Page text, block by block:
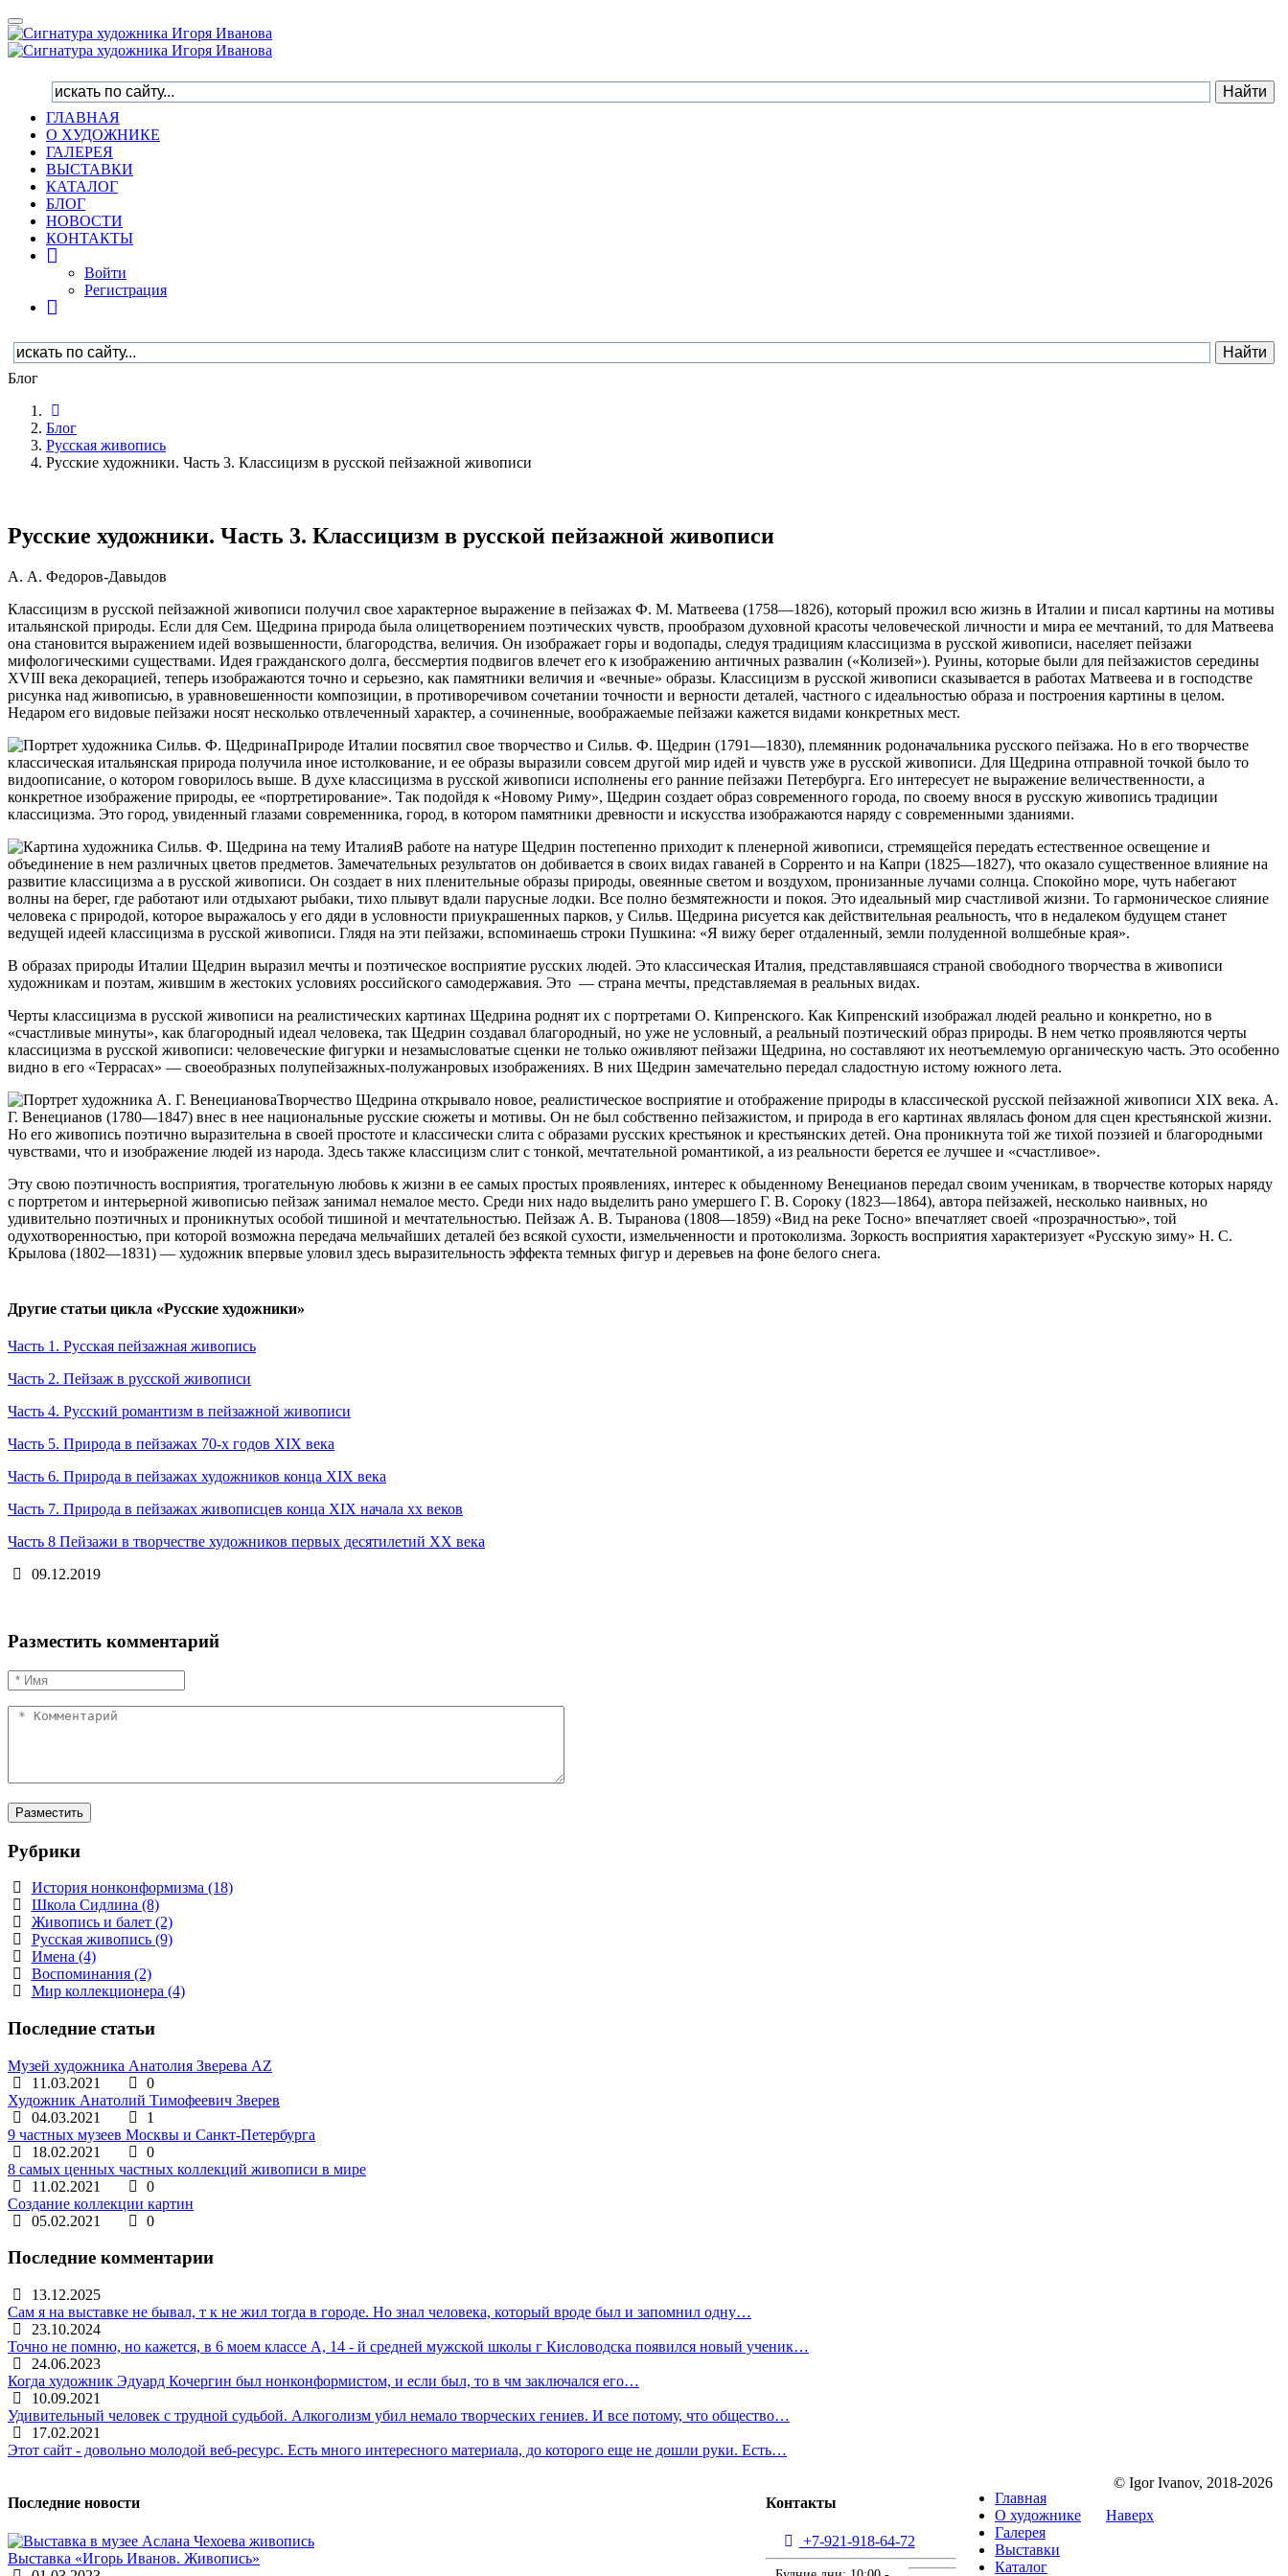
Toggle
navigation
ГЛАВНАЯ
О ХУДОЖНИКЕ
ГАЛЕРЕЯ
ВЫСТАВКИ
КАТАЛОГ
БЛОГ
НОВОСТИ
КОНТАКТЫ
Войти
Регистрация
Блог
Блог
Русская живопись
Русские художники. Часть 3. Классицизм в русской пейзажной живописи
Русские художники. Часть 3. Классицизм в русской пейзажной живописи
А. А. Федоров-Давыдов
Классицизм в русской пейзажной живописи получил свое характерное выражение в пейзажах Ф. М. Матвеева (1758—1826), который прожил всю жизнь в Италии и писал картины на мотивы
итальянской природы. Если для Сем. Щедрина природа была олицетворением поэтических чувств, прообразом духовной красоты человеческой личности и мира ее мечтаний, то для Матвеева
она становится выражением идей возвышенности, благородства, величия. Он изображает горы и водопады, следуя традициям классицизма в русской живописи, населяет пейзажи
мифологическими существами. Идея гражданского долга, бессмертия подвигов влечет его к изображению античных развалин («Колизей»). Руины, которые были для пейзажистов середины
XVIII века декорацией, теперь изображаются точно и серьезно, как памятники величия и «вечные» образы. Классицизм в русской живописи сказывается в работах Матвеева и в господстве
рисунка над живописью, в уравновешенности композиции, в противоречивом сочетании точности и верности деталей, частного с идеальностью образа и построения картины в целом.
Недаром его видовые пейзажи носят несколько отвлеченный характер, а сочиненные, воображаемые пейзажи кажется видами конкретных мест.
Природе Италии посвятил свое творчество и Сильв. Ф. Щедрин (1791—1830), племянник родоначальника русского пейзажа. Но в его творчестве
классическая итальянская природа получила иное истолкование, и ее образы выразили совсем другой мир идей и чувств уже в русской живописи. Для Щедрина отправной точкой было то
видоописание, о котором говорилось выше. В духе классицизма в русской живописи исполнены его ранние пейзажи Петербурга. Его интересует не выражение величественности, а
конкретное изображение природы, ее «портретирование». Так подойдя к «Новому Риму», Щедрин создает образ современного города, по своему внося в русскую живопись традиции
классицизма. Это город, увиденный глазами современника, город, в котором памятники древности и искусства изображаются наряду с современными зданиями.
В работе на натуре Щедрин постепенно приходит к пленерной живописи, стремящейся передать естественное освещение и
объединение в нем различных цветов предметов. Замечательных результатов он добивается в своих видах гаваней в Сорренто и на Капри (1825—1827), что оказало существенное влияние на
развитие классицизма а в русской живописи. Он создает в них пленительные образы природы, овеянные светом и воздухом, пронизанные лучами солнца. Спокойно море, чуть набегают
волны на берег, где работают или отдыхают рыбаки, тихо плывут вдали парусные лодки. Все полно безмятежности и покоя. Это идеальный мир счастливой жизни. То гармоническое слияние
человека с природой, которое выражалось у его дяди в условности приукрашенных парков, у Сильв. Щедрина рисуется как действительная реальность, что в недалеком будущем станет
ведущей идеей классицизма в русской живописи. Глядя на эти пейзажи, вспоминаешь строки Пушкина: «Я вижу берег отдаленный, земли полуденной волшебные края».
В образах природы Италии Щедрин выразил мечты и поэтическое восприятие русских людей. Это классическая Италия, представлявшаяся страной свободного творчества в живописи
художникам и поэтам, жившим в жестоких условиях российского самодержавия. Это — страна мечты, представляемая в реальных видах.
Черты классицизма в русской живописи на реалистических картинах Щедрина роднят их с портретами О. Кипренского. Как Кипренский изображал людей реально и конкретно, но в
«счастливые минуты», как благородный идеал человека, так Щедрин создавал благородный, но уже не условный, а реальный поэтический образ природы. В нем четко проявляются черты
классицизма в русской живописи: человеческие фигурки и незамысловатые сценки не только оживляют пейзажи Щедрина, но составляют их неотъемлемую органическую часть. Это особенно
видно в его «Террасах» — своеобразных полупейзажных-полужанровых изображениях. В них Щедрин замечательно передал сладостную истому южного лета.
Творчество Щедрина открывало новое, реалистическое восприятие и отображение природы в классической русской пейзажной живописи XIX века. А.
Г. Венецианов (1780—1847) внес в нее национальные русские сюжеты и мотивы. Он не был собственно пейзажистом, и природа в его картинах являлась фоном для сцен крестьянской жизни.
Но его живопись поэтично выразительна в своей простоте и классически слита с образами русских крестьянок и крестьянских детей. Она проникнута той же тихой поэзией и благородными
чувствами, что и изображение людей из народа. Здесь также классицизм слит с тонкой, мечтательной романтикой, а из реальности берется ее лучшее и «счастливое».
Эту свою поэтичность восприятия, трогательную любовь к жизни в ее самых простых проявлениях, интерес к обыденному Венецианов передал своим ученикам, в творчестве которых наряду
с портретом и интерьерной живописью пейзаж занимал немалое место. Среди них надо выделить рано умершего Г. В. Сороку (1823—1864), автора пейзажей, несколько наивных, но
удивительно поэтичных и проникнутых особой тишиной и мечтательностью. Пейзаж А. В. Тыранова (1808—1859) «Вид на реке Тосно» впечатляет своей «прозрачностью», той
одухотворенностью, при которой возможна передача мельчайших деталей без всякой сухости, измельченности и протоколизма. Зоркость восприятия характеризует «Русскую зиму» Н. С.
Крылова (1802—1831) — художник впервые уловил здесь выразительность эффекта темных фигур и деревьев на фоне белого снега.
Другие статьи цикла «Русские художники»
Часть 1. Русская пейзажная живопись
Часть 2. Пейзаж в русской живописи
Часть 4. Русский романтизм в пейзажной живописи
Часть 5. Природа в пейзажах 70-х годов XIX века
Часть 6. Природа в пейзажах художников конца XIX века
Часть 7. Природа в пейзажах живописцев конца XIX начала xx веков
Часть 8 Пейзажи в творчестве художников первых десятилетий XX века
09.12.2019
Разместить комментарий
Рубрики
История нонконформизма (18)
Школа Сидлина (8)
Живопись и балет (2)
Русская живопись (9)
Имена (4)
Воспоминания (2)
Мир коллекционера (4)
Последние статьи
Музей художника Анатолия Зверева AZ
11.03.2021
0
Художник Анатолий Тимофеевич Зверев
04.03.2021
1
9 частных музеев Москвы и Санкт-Петербурга
18.02.2021
0
8 самых ценных частных коллекций живописи в мире
11.02.2021
0
Создание коллекции картин
05.02.2021
0
Последние комментарии
13.12.2025
Сам я на выставке не бывал, т к не жил тогда в городе. Но знал человека, который вроде был и запомнил одну…
23.10.2024
Точно не помню, но кажется, в 6 моем классе А, 14 - й средней мужской школы г Кисловодска появился новый ученик…
24.06.2023
Когда художник Эдуард Кочергин был нонконформистом, и если был, то в чм заключался его…
10.09.2021
Удивительный человек с трудной судьбой. Алкоголизм убил немало творческих гениев. И все потому, что общество…
17.02.2021
Этот сайт - довольно молодой веб-ресурс. Есть много интересного материала, до которого еще не дошли руки. Есть…
Последние новости
Выставка «Игорь Иванов. Живопись»
Контакты
+7-921-918-64-72
Главная
О художнике
Галерея
Выставки
Каталог
© Igor Ivanov, 2018-2026
Наверх